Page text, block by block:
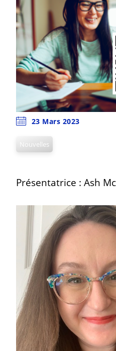
23 Mars 2023
Nouvelles
Présentatrice : Ash